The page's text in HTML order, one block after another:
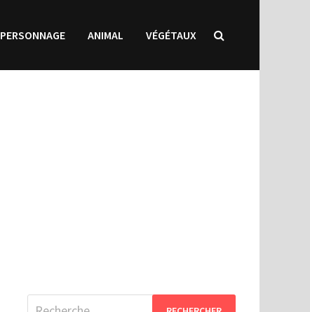
PERSONNAGE ANIMAL VÉGÉTAUX
Rechercher :